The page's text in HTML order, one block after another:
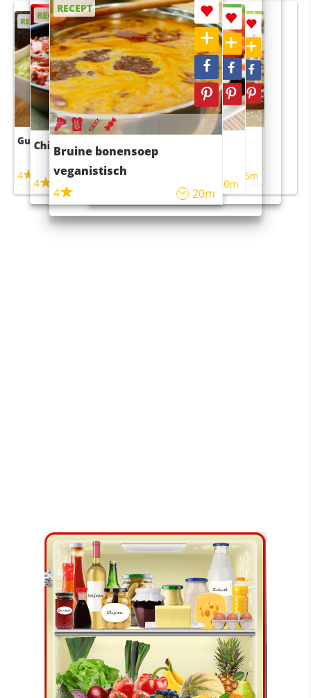
RECEPT
Guacamole
4
RECEPT
Chili con carne
4
RECEPT
Bruine bonensoep
veganistisch
4
20m
RECEPT
Sushi rijstsalade
maaltijdsalade
40m
RECEPT
4 55m